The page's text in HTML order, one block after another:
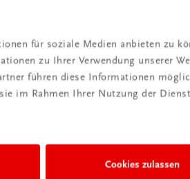
für soziale Medien anbieten zu
zu Ihrer Verwendung unserer
führen diese Informationen
im Rahmen Ihrer Nutzung der
Cookies zulassen